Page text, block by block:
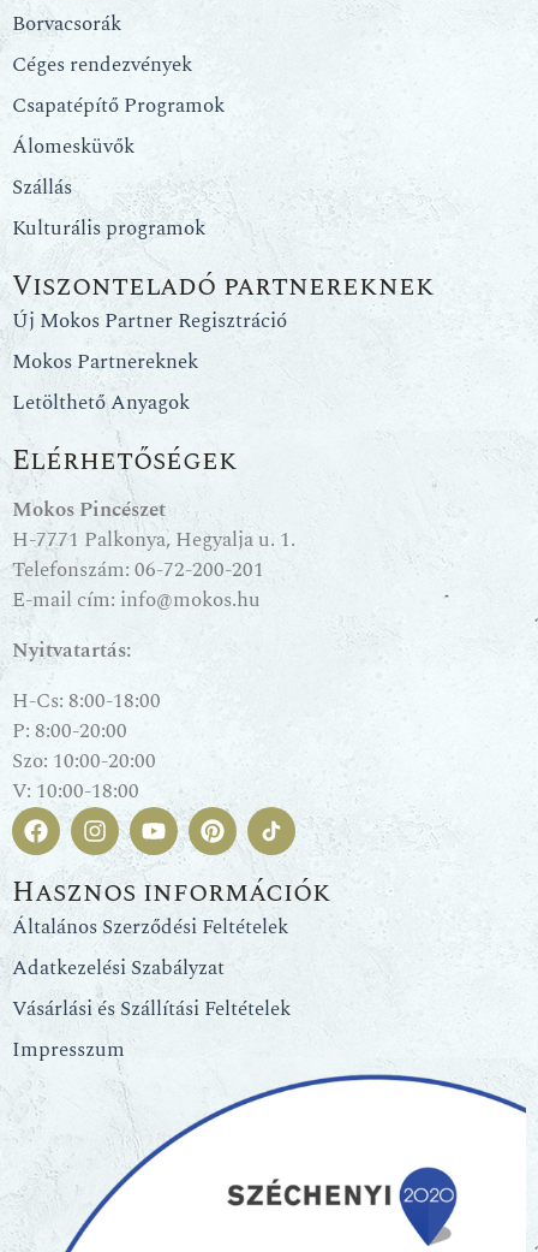
Borvacsorák
Céges rendezvények
Csapatépítő Programok
Álomesküvők
Szállás
Kulturális programok
Viszonteladó partnereknek
Új Mokos Partner Regisztráció
Mokos Partnereknek
Letölthető Anyagok
Elérhetőségek
Mokos Pincészet
H-7771 Palkonya, Hegyalja u. 1.
Telefonszám:06-72-200-201
E-mail cím: info@mokos.hu
Nyitvatartás:
H-Cs: 8:00-18:00
P: 8:00-20:00
Szo: 10:00-20:00
V: 10:00-18:00
Hasznos információk
Általános Szerződési Feltételek
Adatkezelési Szabályzat
Vásárlási és Szállítási Feltételek
Impresszum